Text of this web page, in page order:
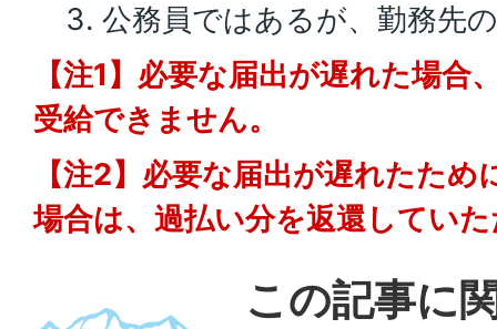
公務員ではあるが、勤務先
【注1】必要な届出が遅れた場合
受給できません。
【注2】必要な届出が遅れたた
場合は、過払い分を返還してい
この記事に